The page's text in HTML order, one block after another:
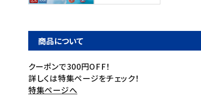
プライバシーポリシー
利用規約
会社概要
商品について
クーポンで300円OFF！
詳しくは特集ページをチェック！
特集ページへ